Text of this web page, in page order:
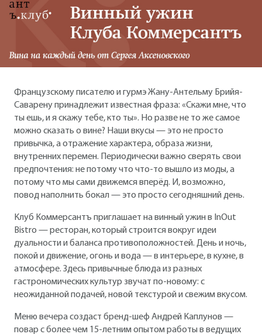
Французскому писателю и гурмэ Жану-Антельму Брийя-
Саварену принадлежит известная фраза: «Скажи мне, что
ты ешь, и я скажу тебе, кто ты». Но разве не то же самое
можно сказать о вине? Наши вкусы — это не просто
привычка, а отражение характера, образа жизни,
внутренних перемен. Периодически важно сверять свои
предпочтения: не потому что что-то вышло из моды, а
потому что мы сами движемся вперёд. И, возможно,
повод наполнить бокал — это просто сегодняшний день.
Клуб Коммерсантъ приглашает на винный ужин в InOut
Bistro — ресторан, который строится вокруг идеи
дуальности и баланса противоположностей. День и ночь,
покой и движение, огонь и вода — в интерьере, в кухне, в
атмосфере. Здесь привычные блюда из разных
гастрономических культур звучат по-новому: с
неожиданной подачей, новой текстурой и свежим вкусом.
Меню вечера создаст бренд-шеф Андрей Каплунов —
повар с более чем 15-летним опытом работы в ведущих